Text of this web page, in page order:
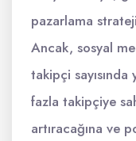
pazarlama
Ancak, sosyal
takipçi
fazla takipçiye
artıracağına ve